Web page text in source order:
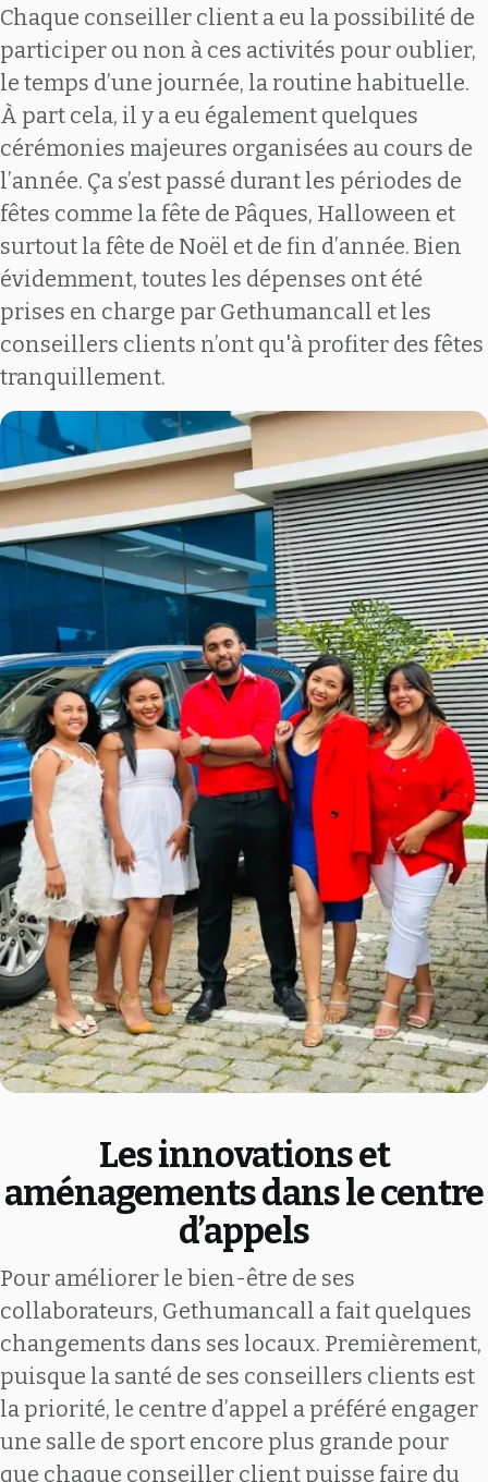
Chaque conseiller client a eu la possibilité de
participer ou non à ces activités pour oublier,
le temps d’une journée, la routine habituelle.
À part cela, il y a eu également quelques
cérémonies majeures organisées au cours de
l’année. Ça s’est passé durant les périodes de
fêtes comme la fête de Pâques, Halloween et
surtout la fête de Noël et de fin d’année. Bien
évidemment, toutes les dépenses ont été
prises en charge par Gethumancall et les
conseillers clients n’ont qu'à profiter des fêtes
tranquillement.
Les innovations et
aménagements dans le centre
d’appels
Pour améliorer le bien-être de ses
collaborateurs, Gethumancall a fait quelques
changements dans ses locaux. Premièrement,
puisque la santé de ses conseillers clients est
la priorité, le centre d’appel a préféré engager
une salle de sport encore plus grande pour
que chaque conseiller client puisse faire du